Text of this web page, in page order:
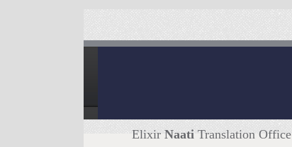
Elixir Naati Translation Office